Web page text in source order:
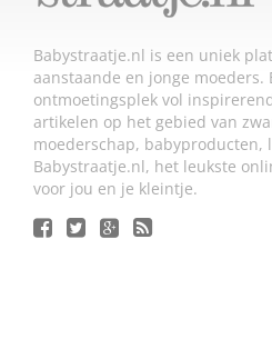
Babystraatje.nl is een uniek
aanstaande en jonge moeders.
ontmoetingsplek vol
artikelen op het gebied van
moederschap, babyproducten,
Babystraatje.nl, het leukste
voor jou en je kleintje.